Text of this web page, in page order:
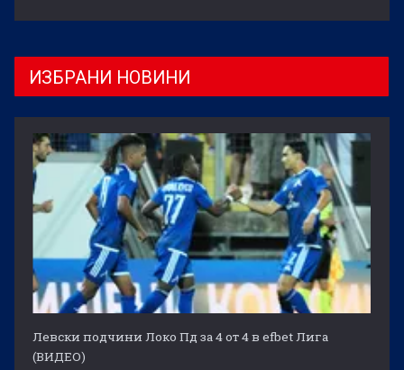
ИЗБРАНИ НОВИНИ
Левски подчини Локо Пд за 4 от 4 в efbet Лига
(ВИДЕО)